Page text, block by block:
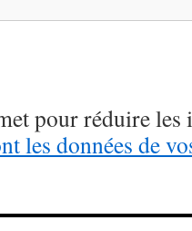
pour réduire les
les données de